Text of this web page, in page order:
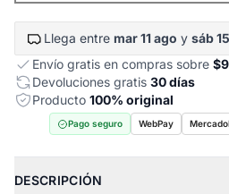
Llega entre mar 11 ago y sáb
Envío gratis en compras sobre
Devoluciones gratis 30 días
Producto 100% original
Pago seguro WebPay
DESCRIPCIÓN